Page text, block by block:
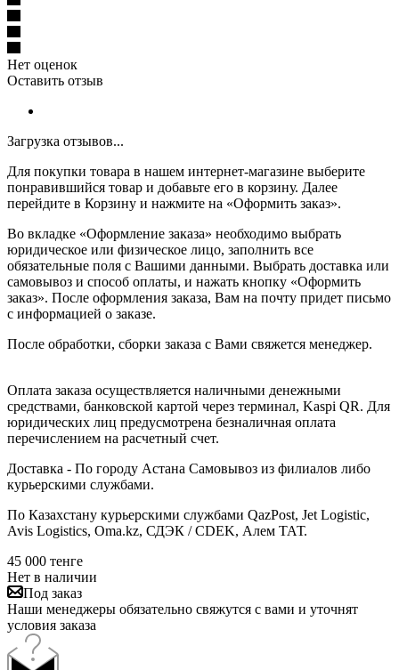
Нет оценок
Оставить отзыв
Загрузка отзывов...
Для покупки товара в нашем интернет-магазине выберите
понравившийся товар и добавьте его в корзину. Далее
перейдите в Корзину и нажмите на «Оформить заказ».
Во вкладке «Оформление заказа» необходимо выбрать
юридическое или физическое лицо, заполнить все
обязательные поля с Вашими данными. Выбрать доставка или
самовывоз и способ оплаты, и нажать кнопку «Оформить
заказ». После оформления заказа, Вам на почту придет письмо
с информацией о заказе.
После обработки, сборки заказа с Вами свяжется менеджер.
Оплата заказа осуществляется наличными денежными
средствами, банковской картой через терминал, Kaspi QR. Для
юридических лиц предусмотрена безналичная оплата
перечислением на расчетный счет.
Доставка - По городу Астана Самовывоз из филиалов либо
курьерскими службами.
По Казахстану курьерскими службами QazPost, Jet Logistic,
Avis Logistics, Oma.kz, СДЭК / CDEK, Алем ТАТ.
45 000 тенге
Нет в наличии
Под заказ
Наши менеджеры обязательно свяжутся с вами и уточнят
условия заказа